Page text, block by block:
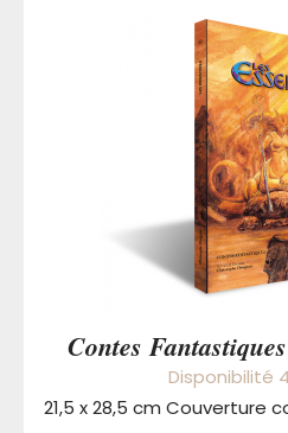
Contes
Disponibilité
21,5 x 28,5 cm Couverture